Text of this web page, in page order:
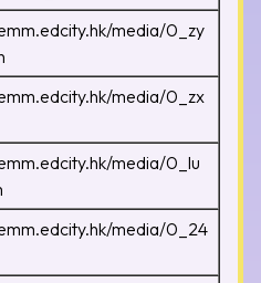
media/0_zy
media/0_zx
media/0_lu
media/0_24